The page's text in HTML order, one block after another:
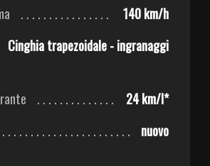
140 km/h
Cinghia trapezoidale - ingranaggi
24 km/l*
nuovo